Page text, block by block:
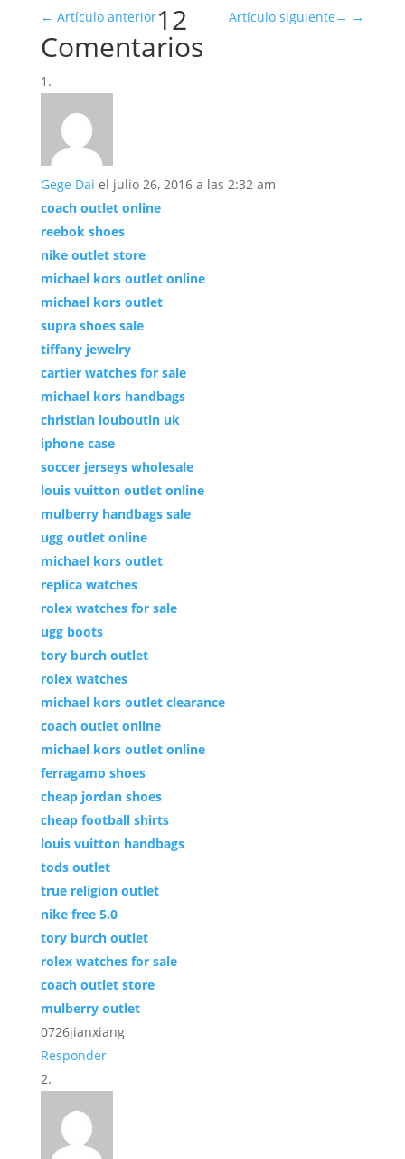
← Artículo anterior Artículo siguiente →
12
Comentarios
Gege Dai el julio 26, 2016 a las 2:32 am
coach outlet online
reebok shoes
nike outlet store
michael kors outlet online
michael kors outlet
supra shoes sale
tiffany jewelry
cartier watches for sale
michael kors handbags
christian louboutin uk
iphone case
soccer jerseys wholesale
louis vuitton outlet online
mulberry handbags sale
ugg outlet online
michael kors outlet
replica watches
rolex watches for sale
ugg boots
tory burch outlet
rolex watches
michael kors outlet clearance
coach outlet online
michael kors outlet online
ferragamo shoes
cheap jordan shoes
cheap football shirts
louis vuitton handbags
tods outlet
true religion outlet
nike free 5.0
tory burch outlet
rolex watches for sale
coach outlet store
mulberry outlet
0726jianxiang
Responder